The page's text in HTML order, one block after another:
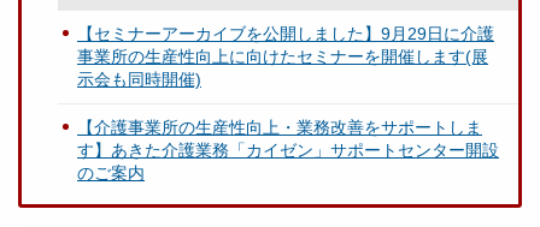
【セミナーアーカイブを公開しました】9月29日に介護
事業所の生産性向上に向けたセミナーを開催します(展
示会も同時開催)
【介護事業所の生産性向上・業務改善をサポートしま
す】あきた介護業務「カイゼン」サポートセンター開設
のご案内